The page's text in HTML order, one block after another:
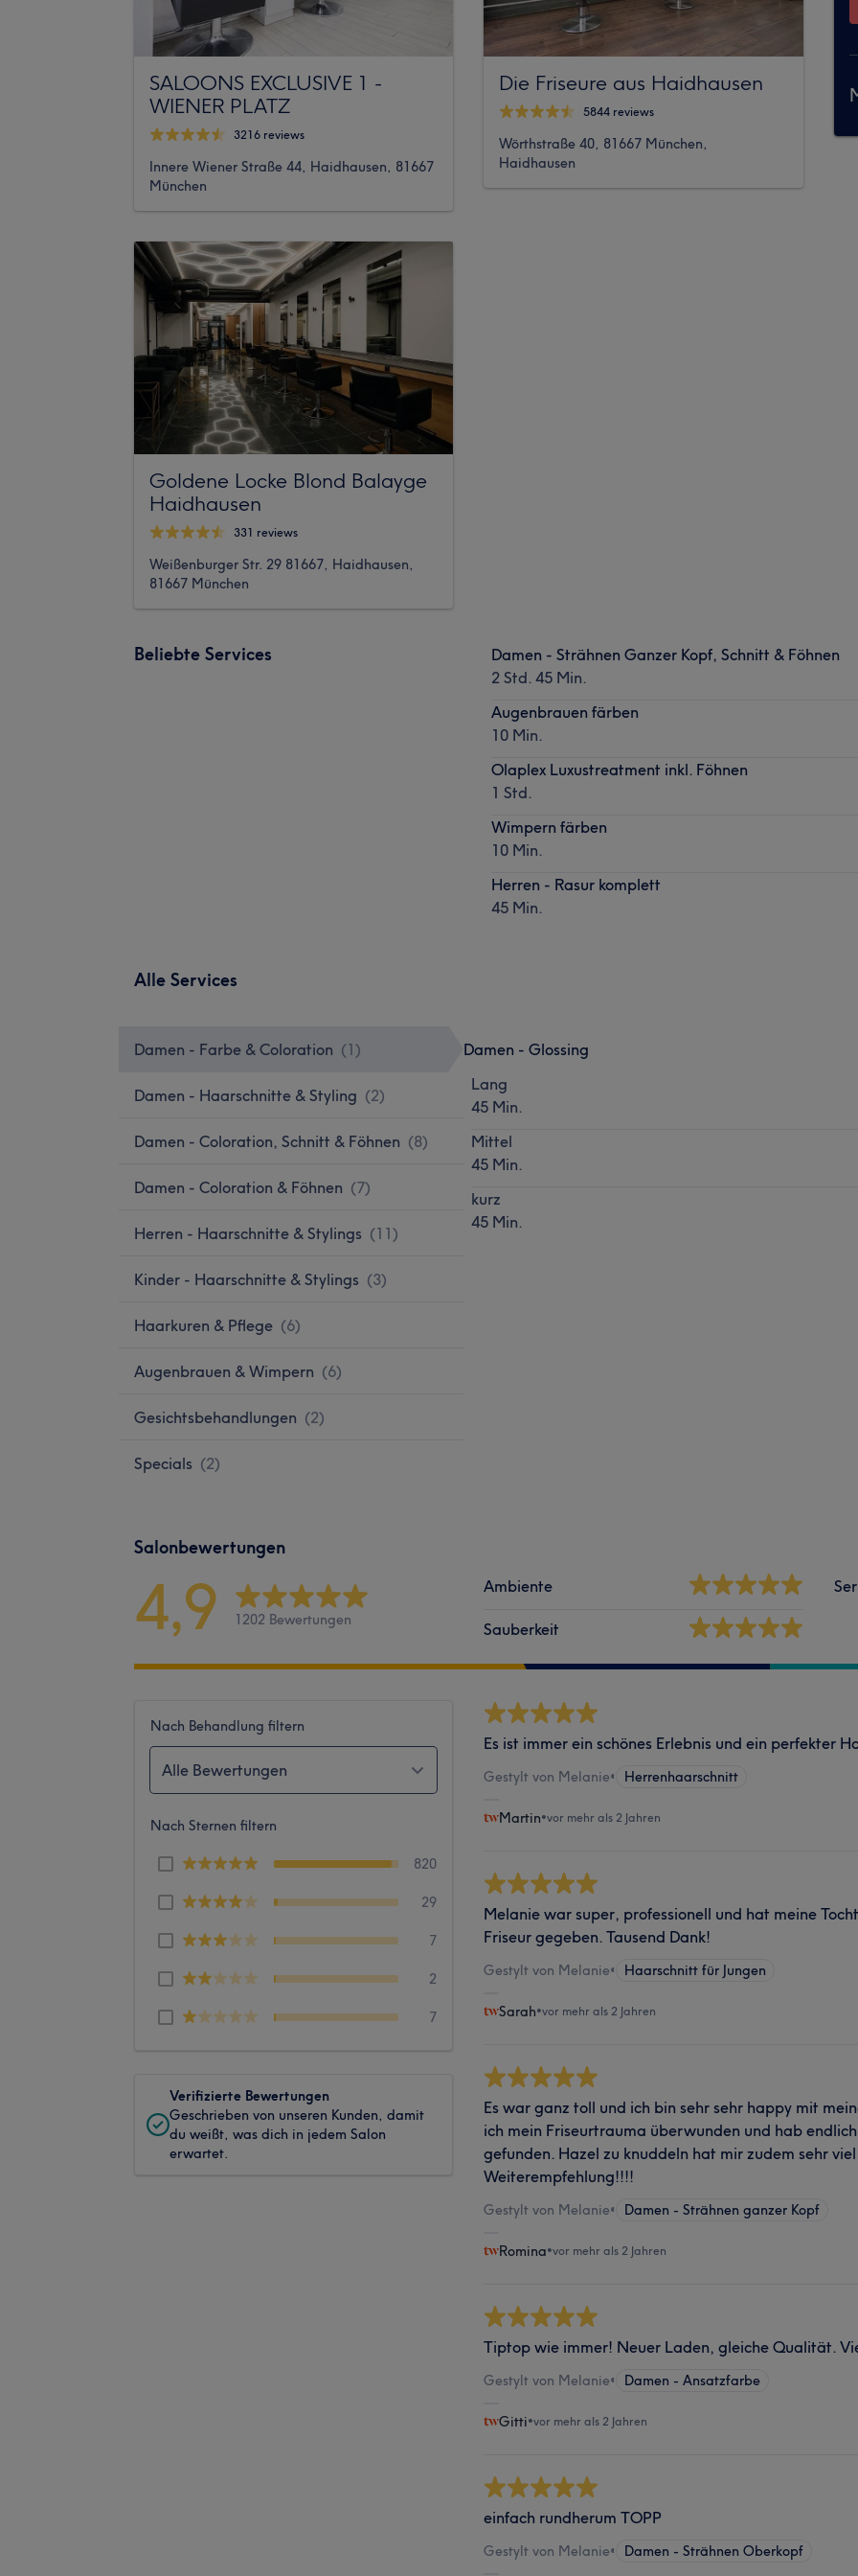
SALOONS EXCLUSIVE 1 -
WIENER PLATZ
3216 reviews
Innere Wiener Straße 44, Haidhausen, 81667
München
Goldene Locke Blond Balayge
Haidhausen
331 reviews
Weißenburger Str. 29 81667, Haidhausen,
81667 München
Die Friseure aus Haidhausen
5844 reviews
Wörthstraße 40, 81667 München,
Haidhausen
Beliebte Services
Damen - Strähnen Ganzer Kopf, Schnitt & Föhnen
2 Std. 45 Min.
Augenbrauen färben
10 Min.
Olaplex Luxustreatment inkl. Föhnen
1 Std.
Wimpern färben
10 Min.
Herren - Rasur komplett
45 Min.
Alle Services
Damen - Farbe & Coloration (1 )
Damen - Haarschnitte & Styling (2)
Damen - Coloration, Schnitt & Föhnen (8)
Damen - Coloration & Föhnen (7)
Herren - Haarschnitte & Stylings (11)
Kinder - Haarschnitte & Stylings (3)
Haarkuren & Pflege (6)
Augenbrauen & Wimpern (6)
Gesichtsbehandlungen (2)
Specials (2)
Damen - Glossing
Lang
45 Min.
Mittel
45 Min.
kurz
45 Min.
Salonbewertungen
4,9 1202 Bewertungen
Ambiente
Sauberkeit
Nach Behandlung filtern
Alle Bewertungen
Nach Sternen filtern
820
29
7
2
7
Verifizierte Bewertungen
Geschrieben von unseren Kunden, damit
du weißt, was dich in jedem Salon
erwartet.
Es ist immer ein schönes Erlebnis und ein perfekter
Gestylt von Melanie• Herrenhaarschnitt
Martin•vor mehr als 2 Jahren
Melanie war super, professionell und hat meine
Friseur gegeben. Tausend Dank!
Gestylt von Melanie• Haarschnitt für Jungen
Sarah•vor mehr als 2 Jahren
Es war ganz toll und ich bin sehr sehr happy mit
ich mein Friseurtrauma überwunden und hab
gefunden. Hazel zu knuddeln hat mir zudem sehr
Weiterempfehlung!!!!
Gestylt von Melanie• Damen - Strähnen ganzer Kopf
Romina•vor mehr als 2 Jahren
Tiptop wie immer! Neuer Laden, gleiche Qualität.
Gestylt von Melanie• Damen - Ansatzfarbe
Gitti•vor mehr als 2 Jahren
einfach rundherum TOPP
Gestylt von Melanie• Damen - Strähnen Oberkopf